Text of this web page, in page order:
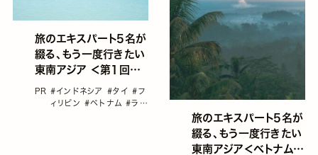
旅のエキスパート5名が
綴る、もう一度行きたい
東南アジア ＜第1回＞
大好きな人に訪れてほ
しい国「ベトナム」／片
PR #インドネシア #タイ#フ
ィリピン #ベトナム#ラオ
旅のエキスパート5名が
綴る、もう一度行きたい
東南アジア＜ベトナム・